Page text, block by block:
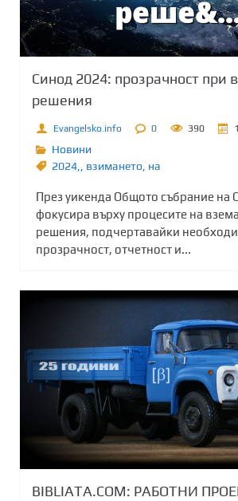
Синод 2024: прозрачност при
решения
Evangelsko.info 0 390
Новини
2024,, взимането, на
През уикенда Общото събрание на
фокусира върху процесите на
решения, подчертавайки
прозрачност, отчетност и...
BIBLIATA.COM: РАБОТНИ